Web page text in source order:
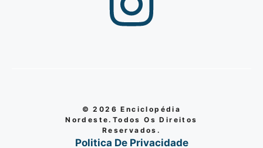
© 2026 Enciclopédia
Nordeste.Todos Os Direitos
Reservados.
Politica De Privacidade